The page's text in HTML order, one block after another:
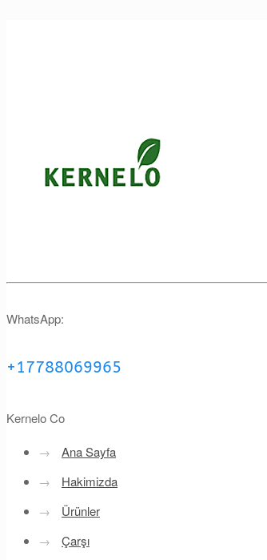
WhatsApp:
+17788069965
Kernelo Co
→
Ana Sayfa
→
Hakimizda
→
Ürünler
→
Çarşı